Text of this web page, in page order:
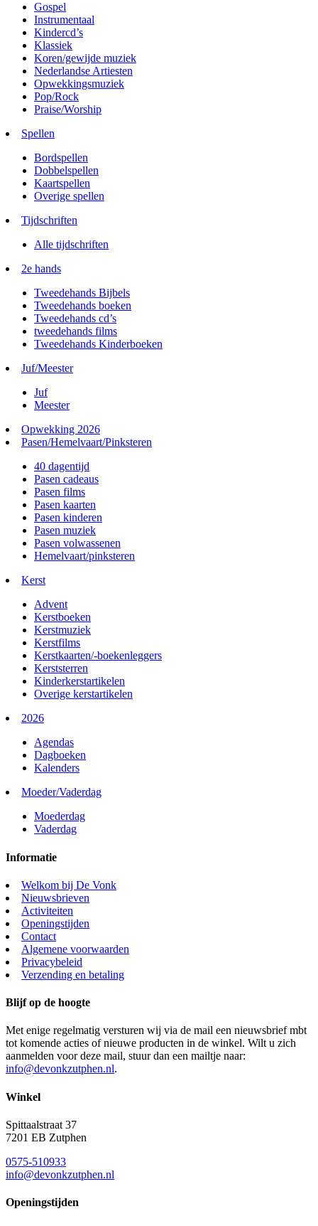
Gospel
Instrumentaal
Kindercd’s
Klassiek
Koren/gewijde muziek
Nederlandse Artiesten
Opwekkingsmuziek
Pop/Rock
Praise/Worship
Spellen
Bordspellen
Dobbelspellen
Kaartspellen
Overige spellen
Tijdschriften
Alle tijdschriften
2e hands
Tweedehands Bijbels
Tweedehands boeken
Tweedehands cd’s
tweedehands films
Tweedehands Kinderboeken
Juf/Meester
Juf
Meester
Opwekking 2026
Pasen/Hemelvaart/Pinksteren
40 dagentijd
Pasen cadeaus
Pasen films
Pasen kaarten
Pasen kinderen
Pasen muziek
Pasen volwassenen
Hemelvaart/pinksteren
Kerst
Advent
Kerstboeken
Kerstmuziek
Kerstfilms
Kerstkaarten/-boekenleggers
Kerststerren
Kinderkerstartikelen
Overige kerstartikelen
2026
Agendas
Dagboeken
Kalenders
Moeder/Vaderdag
Moederdag
Vaderdag
Informatie
Welkom bij De Vonk
Nieuwsbrieven
Activiteiten
Openingstijden
Contact
Algemene voorwaarden
Privacybeleid
Verzending en betaling
Blijf op de hoogte
Met enige regelmatig versturen wij via de mail een nieuwsbrief mbt
tot komende acties of nieuwe producten in de winkel. Wilt u zich
aanmelden voor deze mail, stuur dan een mailtje naar:
info@devonkzutphen.nl.
Winkel
Spittaalstraat 37
7201 EB Zutphen
0575-510933
info@devonkzutphen.nl
Openingstijden